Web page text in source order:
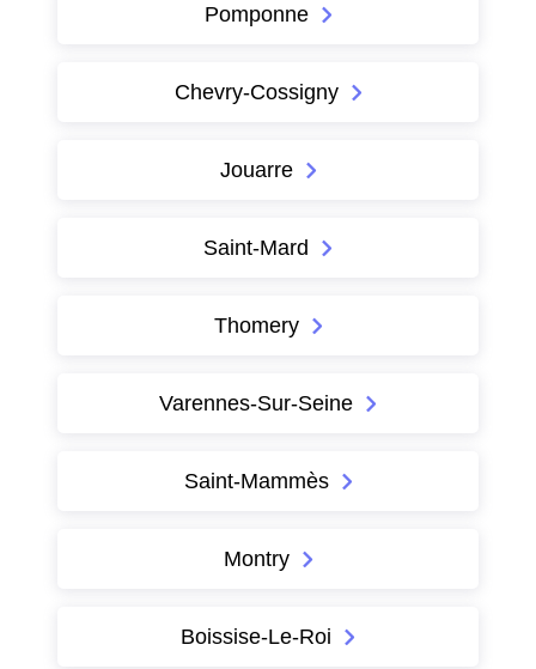
Pomponne
Chevry-Cossigny
Jouarre
Saint-Mard
Thomery
Varennes-Sur-Seine
Saint-Mammès
Montry
Boissise-Le-Roi